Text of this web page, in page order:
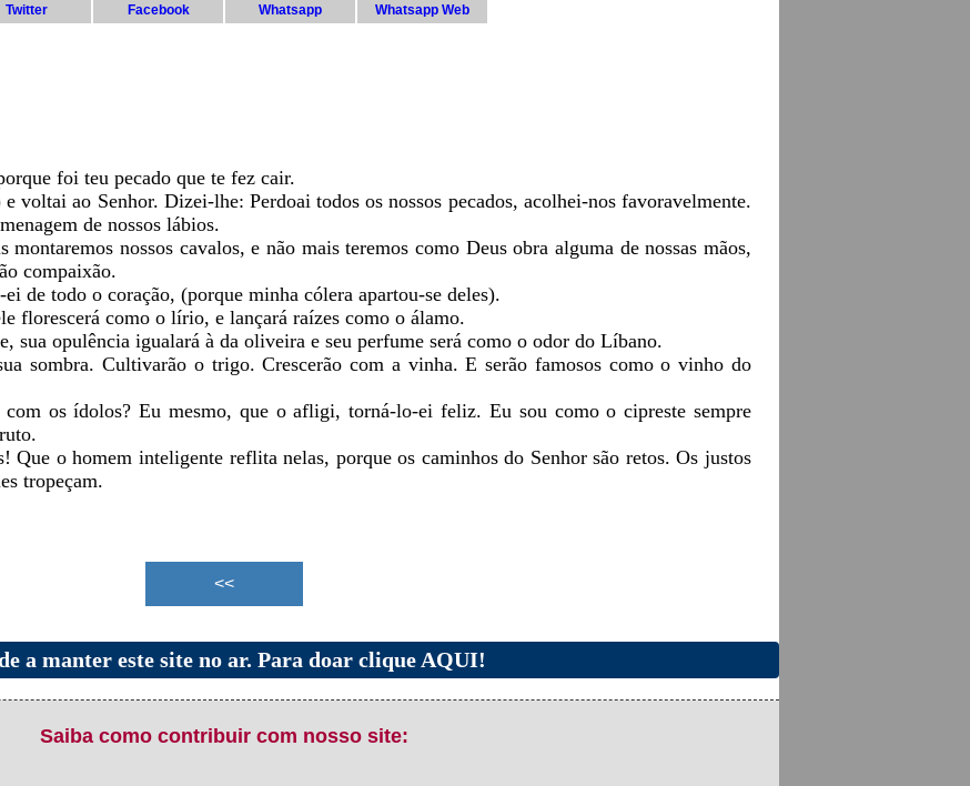
Twitter Facebook Whatsapp Whatsapp Web
foi teu pecado que te fez cair.
voltai ao Senhor. Dizei-lhe: Perdoai todos os nossos pecados, acolhei-nos favoravelmente.
de nossos lábios.
nossos cavalos, e não mais teremos como Deus obra alguma de nossas mãos,
compaixão.
de todo o coração, (porque minha cólera apartou-se deles).
florescerá como o lírio, e lançará raízes como o álamo.
sua opulência igualará à da oliveira e seu perfume será como o odor do Líbano.
sombra. Cultivarão o trigo. Crescerão com a vinha. E serão famosos como o vinho do
os ídolos? Eu mesmo, que o afligi, torná-lo-ei feliz. Eu sou como o cipreste sempre
Que o homem inteligente reflita nelas, porque os caminhos do Senhor são retos. Os justos
tropeçam.
a manter este site no ar. Para doar clique AQUI!
Saiba como contribuir com nosso site: